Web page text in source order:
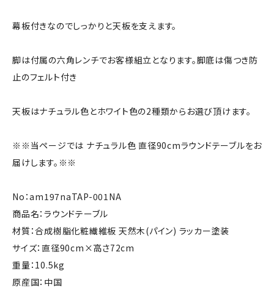
幕板付きなのでしっかりと天板を支えます。
脚は付属の六角レンチでお客様組立となります。脚底は傷つき防
止のフェルト付き
天板はナチュラル色とホワイト色の2種類からお選び頂けます。
※※当ページでは ナチュラル色 直径90cmラウンドテーブルをお
届けします。※※
No：am197naTAP-001NA
商品名：ラウンドテーブル
材質：合成樹脂化粧繊維板 天然木(パイン) ラッカー塗装
サイズ：直径90cm×高さ72cm
重量：10.5kg
原産国：中国